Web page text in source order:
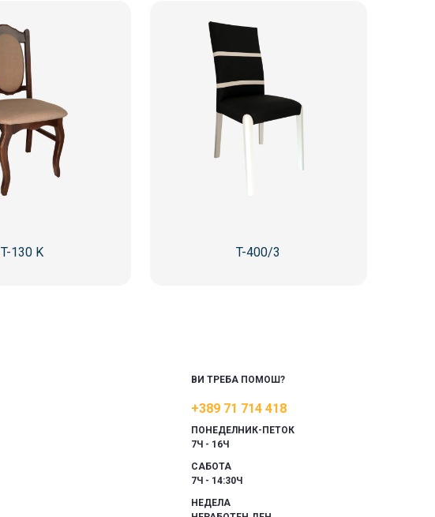
T-130 K T-400/3
ВИ ТРЕБА ПОМОШ?
+389 71 714 418
ПОНЕДЕЛНИК-ПЕТОК
7Ч - 16Ч
САБОТА
7Ч - 14:30Ч
НЕДЕЛА